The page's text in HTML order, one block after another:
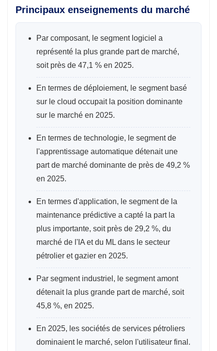
Principaux enseignements du marché
Par composant, le segment logiciel a
représenté la plus grande part de marché,
soit près de 47,1 % en 2025.
En termes de déploiement, le segment basé
sur le cloud occupait la position dominante
sur le marché en 2025.
En termes de technologie, le segment de
l'apprentissage automatique détenait une
part de marché dominante de près de 49,2 %
en 2025.
En termes d'application, le segment de la
maintenance prédictive a capté la part la
plus importante, soit près de 29,2 %, du
marché de l'IA et du ML dans le secteur
pétrolier et gazier en 2025.
Par segment industriel, le segment amont
détenait la plus grande part de marché, soit
45,8 %, en 2025.
En 2025, les sociétés de services pétroliers
dominaient le marché, selon l'utilisateur final.